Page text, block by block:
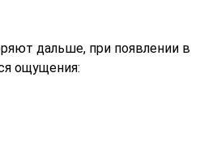
дальше, при появлении в
ощущения: